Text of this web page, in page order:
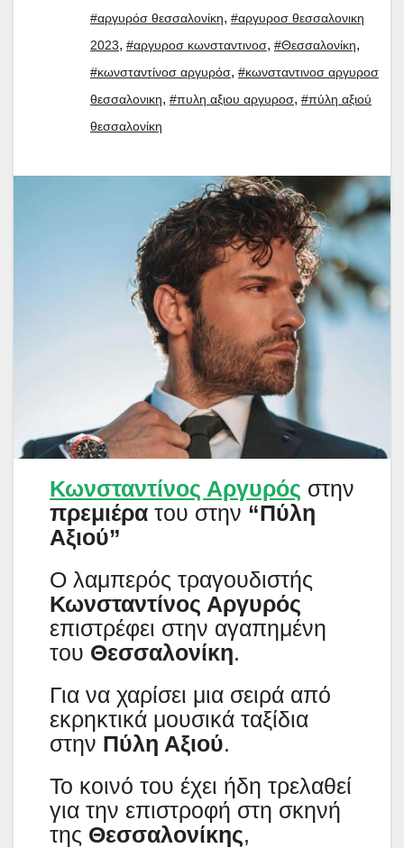
#αργυρόσ θεσσαλονίκη, #αργυροσ θεσσαλονικη
2023, #αργυροσ κωνσταντινοσ, #Θεσσαλονίκη,
#κωνσταντίνοσ αργυρόσ, #κωνσταντινοσ αργυροσ
θεσσαλονικη, #πυλη αξιου αργυροσ, #πύλη αξιού
θεσσαλονίκη
Κωνσταντίνος Αργυρός στην
πρεμιέρα του στην “Πύλη
Αξιού”
Ο λαμπερός τραγουδιστής
Κωνσταντίνος Αργυρός
επιστρέφει στην αγαπημένη
του Θεσσαλονίκη.
Για να χαρίσει μια σειρά από
εκρηκτικά μουσικά ταξίδια
στην Πύλη Αξιού.
Το κοινό του έχει ήδη τρελαθεί
για την επιστροφή στη σκηνή
της Θεσσαλονίκης,